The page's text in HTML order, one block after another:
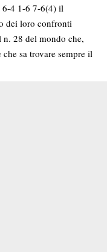
6-4 1-6 7-6(4) il
dei loro confronti
28 del mondo che,
sa trovare sempre il